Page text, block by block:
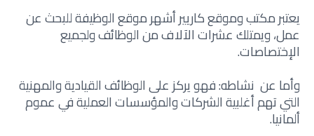
يعتبر مكتب وموقع كاريير أشهر موقع الوظيفة للبحث عن
عمل، ويمتلك عشرات الآلاف من الوظائف ولجميع
الإختصاصات.
وأما عن نشاطه: فهو يركز على الوظائف القيادية والمهنية
التي تهم أغلبية الشركات والمؤسسات العملية في عموم
ألمانيا.